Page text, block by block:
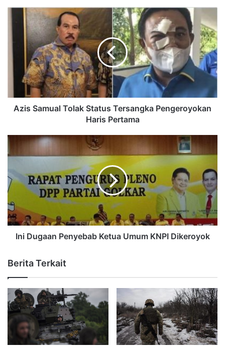
Azis Samual Tolak Status Tersangka Pengeroyokan
Haris Pertama
Ini Dugaan Penyebab Ketua Umum KNPI Dikeroyok
Berita Terkait